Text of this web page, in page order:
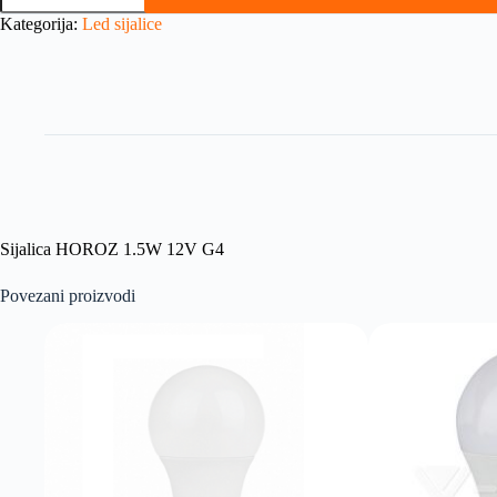
Kategorija: Led sijalice
Sijalica HOROZ 1.5W 12V G4
Povezani proizvodi